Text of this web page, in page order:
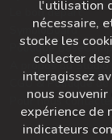
Le bon départ
SymbioBoard
Politique BaseCamp
A propos du
CGU & Politique
Pour nous
l'utilisation
nécessaire,
stocke les
collecter
interagissez
nous
expérience de
indicateurs